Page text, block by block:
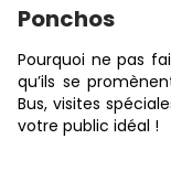
Ponchos
Pourquoi ne pas
qu’ils se
Bus, visites
votre public idéal !